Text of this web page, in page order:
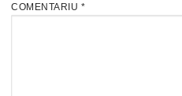
COMENTARIU *